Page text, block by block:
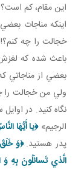
اين مقام، کم
اينکه مناجات
خجالت را چه
باعث شده که
بعضي از مناجاتي
ولي من خجالت را
نگاه کنيد. در
الرجيم»﴿يا أَيُّهَا
پدر هستيد.﴿وَ خَلَقَ
الَّذي تَسائَلُونَ بِهِ وَ